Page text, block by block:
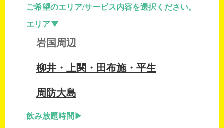
ご希望のエリア/サービス内容を選択ください。
エリア
岩国周辺
柳井・上関・田布施・平生
周防大島
飲み放題時間